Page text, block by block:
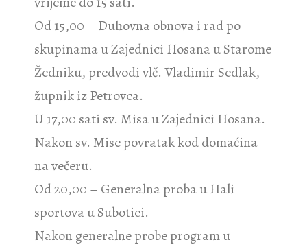
Od 15,00 – Duhovna obnova i rad po
skupinama u Zajednici Hosana u Starome
Žedniku, predvodi vlč. Vladimir Sedlak,
župnik iz Petrovca.
U 17,00 sati sv. Misa u Zajednici Hosana.
Nakon sv. Mise povratak kod domaćina
na večeru.
Od 20,00 – Generalna proba u Hali
sportova u Subotici.
Nakon generalne probe program u